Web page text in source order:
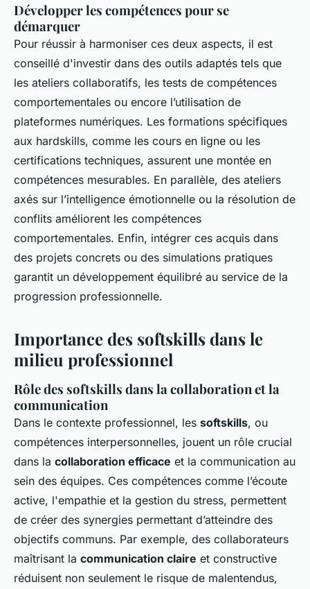
Développer les compétences pour se
démarquer
Pour réussir à harmoniser ces deux aspects, il est
conseillé d'investir dans des outils adaptés tels que
les ateliers collaboratifs, les tests de compétences
comportementales ou encore l’utilisation de
plateformes numériques. Les formations spécifiques
aux hardskills, comme les cours en ligne ou les
certifications techniques, assurent une montée en
compétences mesurables. En parallèle, des ateliers
axés sur l’intelligence émotionnelle ou la résolution de
conflits améliorent les compétences
comportementales. Enfin, intégrer ces acquis dans
des projets concrets ou des simulations pratiques
garantit un développement équilibré au service de la
progression professionnelle.
Importance des softskills dans le
milieu professionnel
Rôle des softskills dans la collaboration et la
communication
Dans le contexte professionnel, les softskills, ou
compétences interpersonnelles, jouent un rôle crucial
dans la collaboration efficace et la communication au
sein des équipes. Ces compétences comme l’écoute
active, l'empathie et la gestion du stress, permettent
de créer des synergies permettant d’atteindre des
objectifs communs. Par exemple, des collaborateurs
maîtrisant la communication claire et constructive
réduisent non seulement le risque de malentendus,